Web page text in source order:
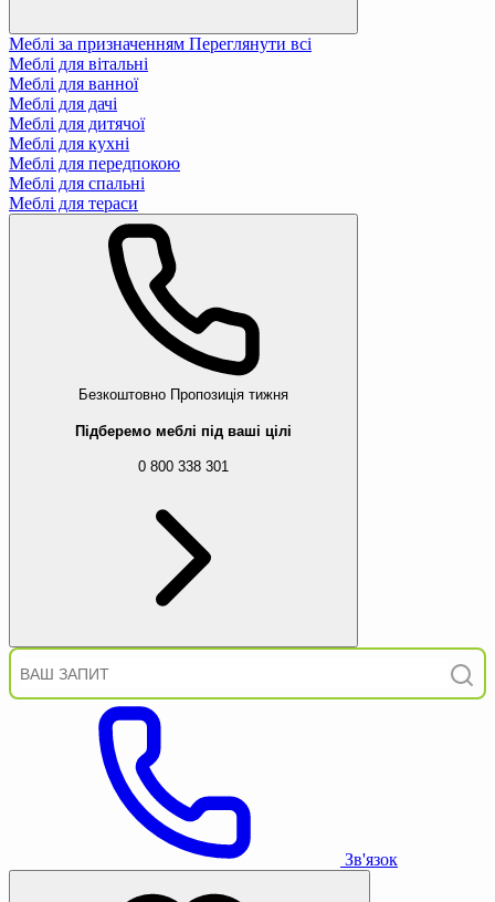
Меблі за призначенням Переглянути всі
Меблі для вітальні
Меблі для ванної
Меблі для дачі
Меблі для дитячої
Меблі для кухні
Меблі для передпокою
Меблі для спальні
Меблі для тераси
Безкоштовно Пропозиція тижня
Підберемо меблі під ваші цілі
0 800 338 301
Зв'язок